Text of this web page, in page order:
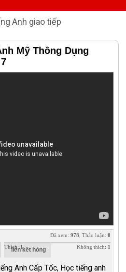
Anh giao tiếp
Mỹ Thông Dụng
liên kết hỏng
Đã xem: 978 , Thảo luận: 0
Thích: 1 Không thích: 1
Anh Cấp Tốc, Học tiếng anh